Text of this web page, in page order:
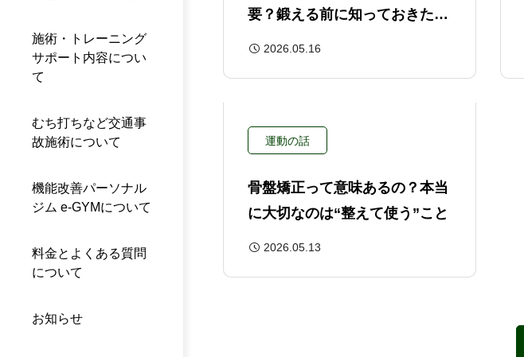
施術・トレーニング
サポート内容につい
て
むち打ちなど交通事
故施術について
機能改善パーソナル
ジム e-GYMについて
料金とよくある質問
について
お知らせ
要？鍛える前に知っておきたい
2026.05.16
運動の話
骨盤矯正って意味あるの？本当
に大切なのは“整えて使う”こと
2026.05.13